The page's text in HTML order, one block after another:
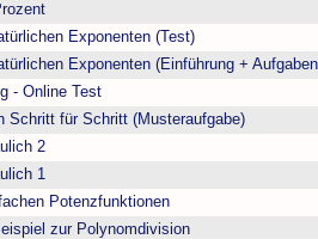
Exponenten (Test)
Exponenten (Einführung +
- Online Test
Schritt für Schritt (Musteraufgabe)
2
1
Potenzfunktionen
zur Polynomdivision